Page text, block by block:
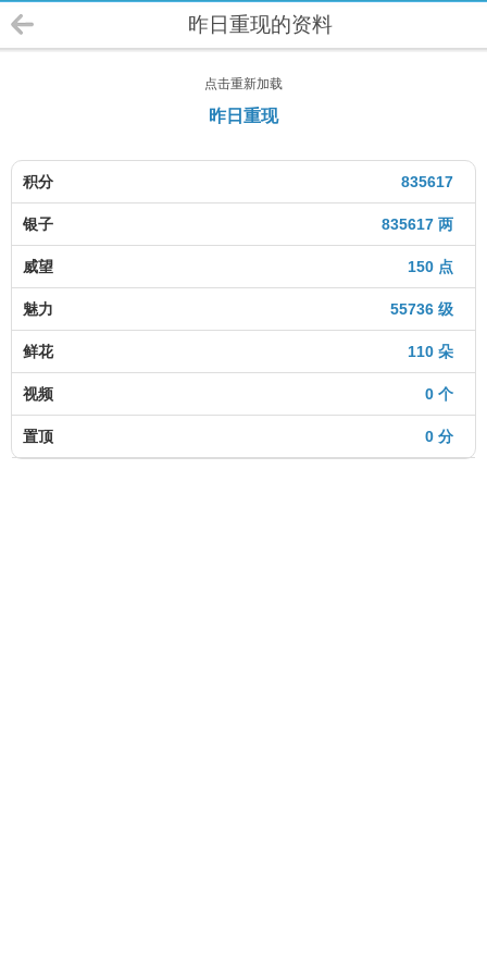
昨日重现的资料
点击重新加载
昨日重现
835617
积分
835617 两
银子
150 点
威望
55736 级
魅力
110 朵
鲜花
0 个
视频
0 分
置顶